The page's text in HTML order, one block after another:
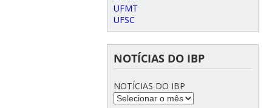
UFMT
UFSC
NOTÍCIAS DO IBP
NOTÍCIAS DO IBP